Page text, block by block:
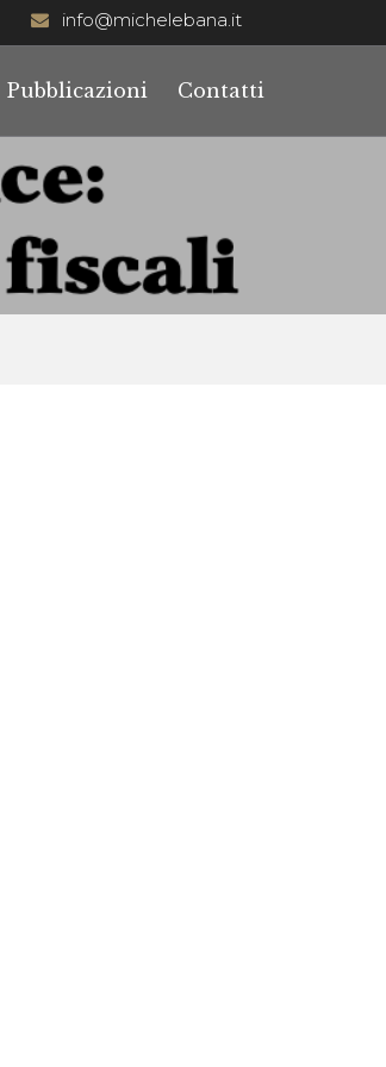
info@michelebana.it
Pubblicazioni Contatti